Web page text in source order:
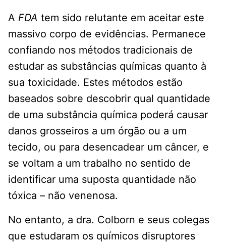
A FDA tem sido relutante em aceitar este
massivo corpo de evidências. Permanece
confiando nos métodos tradicionais de
estudar as substâncias químicas quanto à
sua toxicidade. Estes métodos estão
baseados sobre descobrir qual quantidade
de uma substância química poderá causar
danos grosseiros a um órgão ou a um
tecido, ou para desencadear um câncer, e
se voltam a um trabalho no sentido de
identificar uma suposta quantidade não
tóxica – não venenosa.
No entanto, a dra. Colborn e seus colegas
que estudaram os químicos disruptores